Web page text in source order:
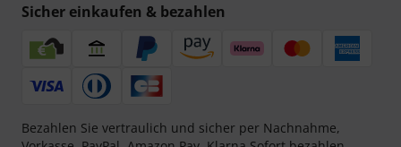
Sicher einkaufen & bezahlen
Bezahlen Sie vertraulich und sicher per Nachnahme,